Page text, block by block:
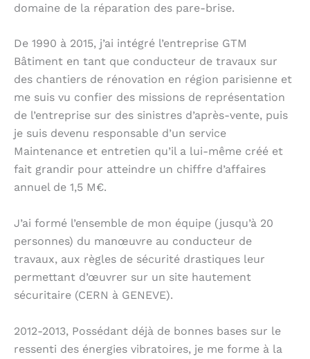
domaine de la réparation des pare-brise.
De 1990 à 2015, j’ai intégré l’entreprise GTM
Bâtiment en tant que conducteur de travaux sur
des chantiers de rénovation en région parisienne et
me suis vu confier des missions de représentation
de l’entreprise sur des sinistres d’après-vente, puis
je suis devenu responsable d’un service
Maintenance et entretien qu’il a lui-même créé et
fait grandir pour atteindre un chiffre d’affaires
annuel de 1,5 M€.
J’ai formé l’ensemble de mon équipe (jusqu’à 20
personnes) du manœuvre au conducteur de
travaux, aux règles de sécurité drastiques leur
permettant d’œuvrer sur un site hautement
sécuritaire (CERN à GENEVE).
2012-2013, Possédant déjà de bonnes bases sur le
ressenti des énergies vibratoires, je me forme à la